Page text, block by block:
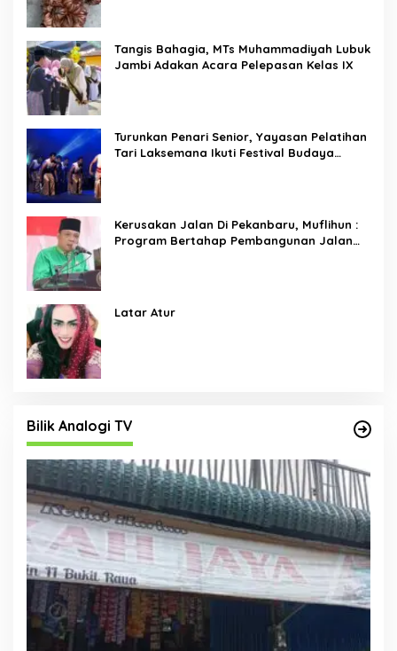
Tangis Bahagia, MTs Muhammadiyah Lubuk
Jambi Adakan Acara Pelepasan Kelas IX
Turunkan Penari Senior, Yayasan Pelatihan
Tari Laksemana Ikuti Festival Budaya
Kerusakan Jalan Di Pekanbaru, Muflihun :
Program Bertahap Pembangunan Jalan
Latar Atur
Bilik Analogi TV